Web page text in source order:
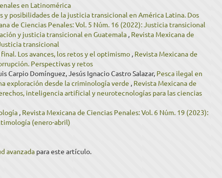
en Latinomérica
y posibilidades de la justicia transicional en América Latina. Dos
de Ciencias Penales: Vol. 5 Núm. 16 (2022): Justicia transicional
y justicia transicional en Guatemala , Revista Mexicana de
transicional
Los avances, los retos y el optimismo , Revista Mexicana de
Perspectivas y retos
Carpio Domínguez, Jesús Ignacio Castro Salazar, Pesca ilegal en
exploración desde la criminología verde , Revista Mexicana de
inteligencia artificial y neurotecnologías para las ciencias
, Revista Mexicana de Ciencias Penales: Vol. 6 Núm. 19 (2023):
(enero-abril)
avanzada para este artículo.